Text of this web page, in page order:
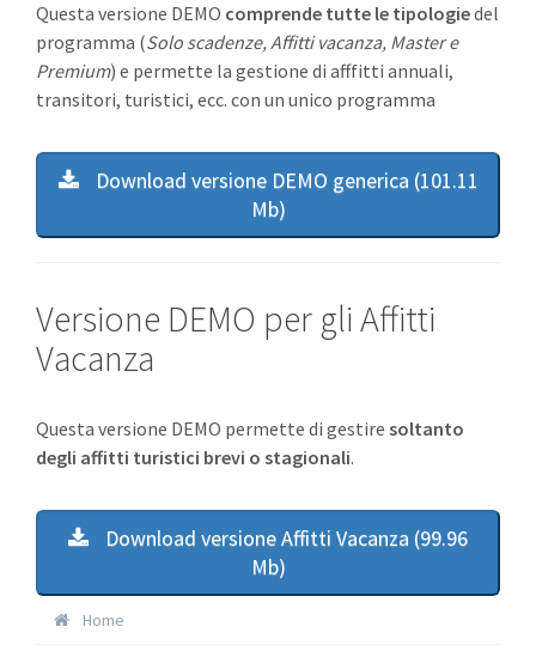
Questa versione DEMO comprende tutte le tipologiedel
programma (Solo scadenze, Affitti vacanza, Master e
Premium) e permette la gestione di afffitti annuali,
transitori, turistici, ecc. con un unico programma
Download versione DEMO generica (101.11
Mb)
Versione DEMO per gli Affitti
Vacanza
Questa versione DEMO permette di gestire soltanto
degli affitti turistici brevi o stagionali.
Download versione Affitti Vacanza (99.96
Mb)
Home